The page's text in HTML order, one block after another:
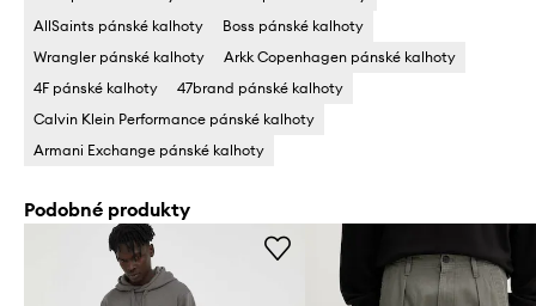
AllSaints pánské kalhoty
Boss pánské kalhoty
Wrangler pánské kalhoty
Arkk Copenhagen pánské kalhoty
4F pánské kalhoty
47brand pánské kalhoty
Calvin Klein Performance pánské kalhoty
Armani Exchange pánské kalhoty
Podobné produkty